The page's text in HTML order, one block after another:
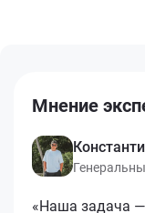
Мнение
«Наша задача